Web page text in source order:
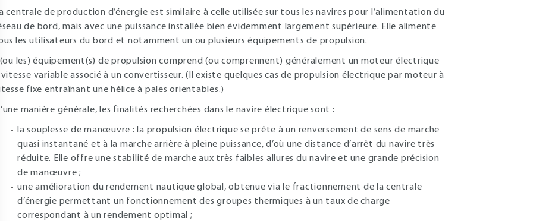
centrale de production d’énergie est similaire à celle utilisée sur tous les navires pour l’alimentation du
de bord, mais avec une puissance installée bien évidemment largement supérieure. Elle alimente
les utilisateurs du bord et notamment un ou plusieurs équipements de propulsion.
les) équipement(s) de propulsion comprend (ou comprennent) généralement un moteur électrique
variable associé à un convertisseur. (Il existe quelques cas de propulsion électrique par moteur à
fixe entraînant une hélice à pales orientables.)
manière générale, les finalités recherchées dans le navire électrique sont :
la souplesse de manœuvre : la propulsion électrique se prête à un renversement de sens de marche
quasi instantané et à la marche arrière à pleine puissance, d’où une distance d’arrêt du navire très
réduite. Elle offre une stabilité de marche aux très faibles allures du navire et une grande précision
de manœuvre ;
une amélioration du rendement nautique global, obtenue via le fractionnement de la centrale
d’énergie permettant un fonctionnement des groupes thermiques à un taux de charge
correspondant à un rendement optimal ;